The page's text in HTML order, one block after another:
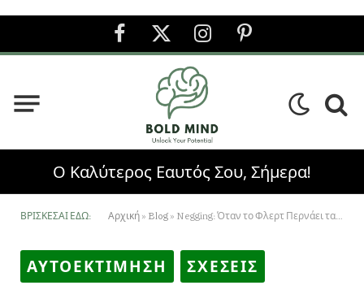
Facebook
X
(Twitter)
InstagramPinterest
Ο Καλύτερος Εαυτός Σου, Σήμερα!
ΒΡΊΣΚΕΣΑΙ ΕΔΏ: Αρχική» Blog» Negging: Όταν το Φλερτ Περνάει τα Όρια και το Παίζει Ψυχολόγος
ΑΥΤΟΕΚΤΙΜΗΣΗ ΣΧΕΣΕΙΣ